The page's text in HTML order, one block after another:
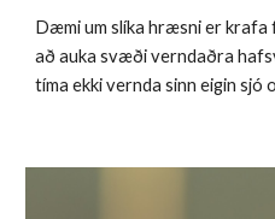
Dæmi um slíka hræsni er krafa
að auka svæði verndaðra
tíma ekki vernda sinn eigin sjó